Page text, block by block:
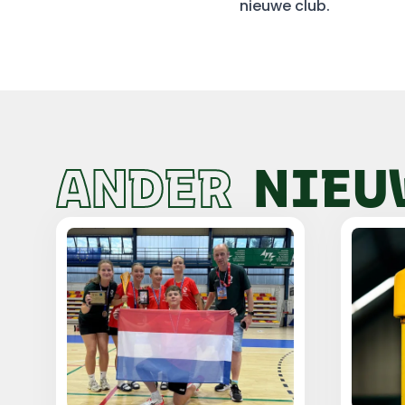
nieuwe club.
ANDER